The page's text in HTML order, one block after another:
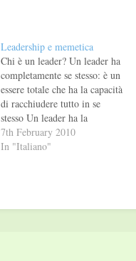
Leadership e memetica
Chi è un leader? Un leader ha
completamente se stesso: è un
essere totale che ha la capacità
di racchiudere tutto in se
stesso Un leader ha la
responsabilità etica della vita
Un leader
7th February 2010
In "Italiano"